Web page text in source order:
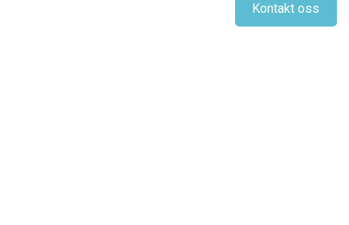
Kontakt oss